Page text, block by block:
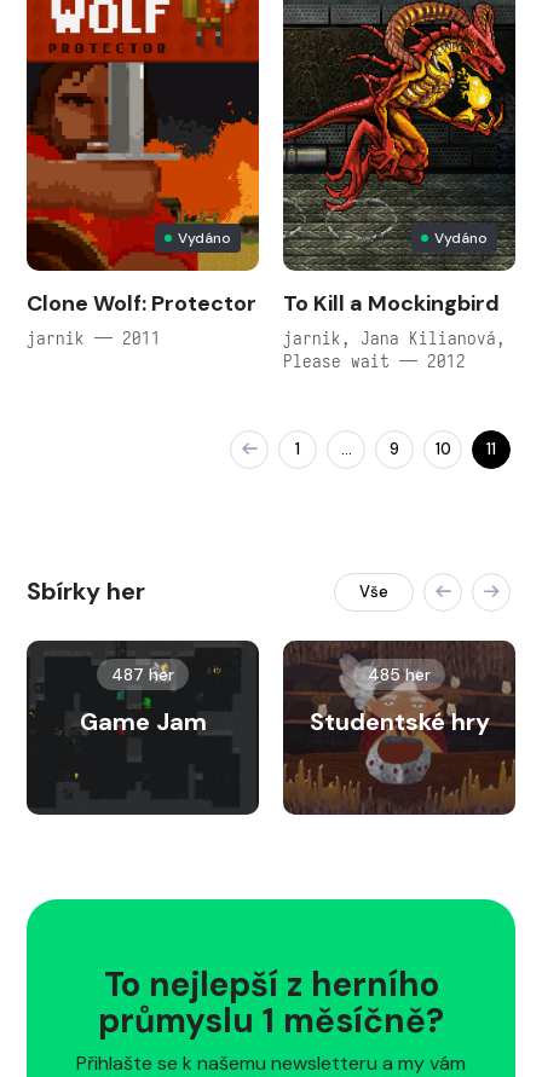
Vydáno
Clone Wolf: Protector
jarnik — 2011
Vydáno
To Kill a Mockingbird
jarnik, Jana Kilianová,
Please wait — 2012
1 … 9 10 11
Sbírky her Vše
487 her
Game Jam
485 her
Studentské hry
To nejlepší z herního
průmyslu 1 měsíčně?
Přihlašte se k našemu newsletteru a my vám